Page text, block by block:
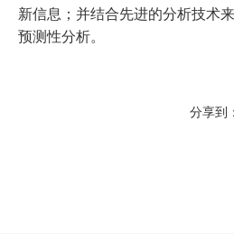
新信息；并结合先进的分析技术
预测性分析。
分享到